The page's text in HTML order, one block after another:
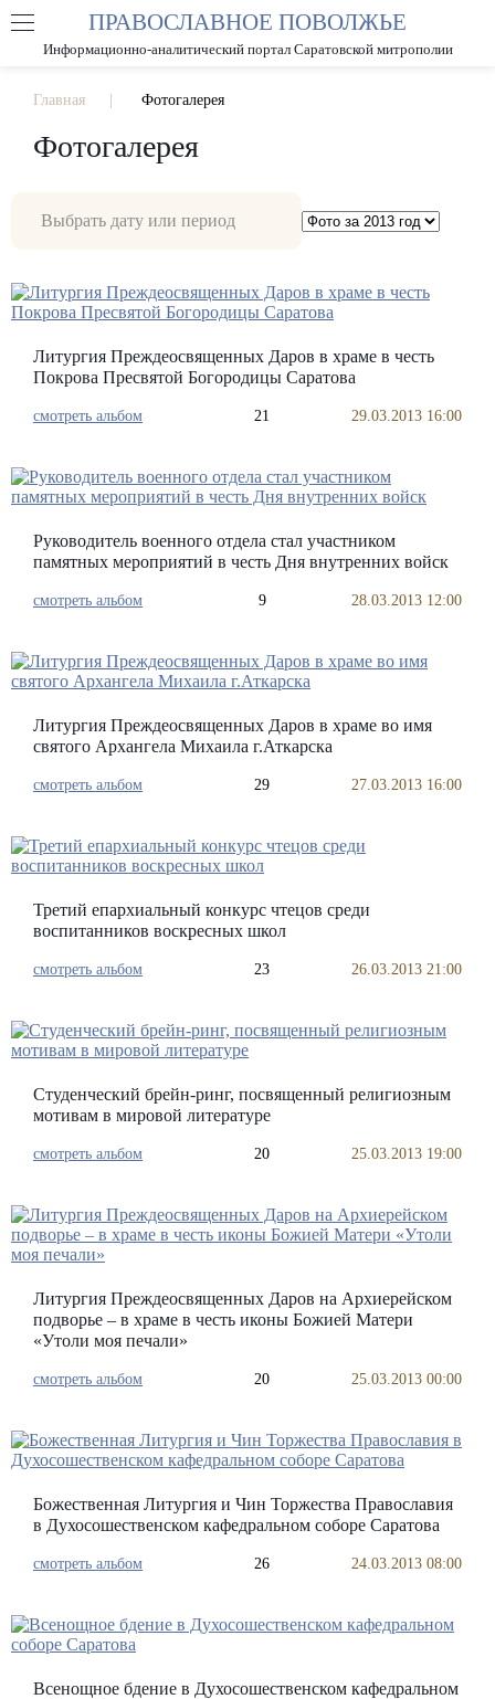
РАЗМЕР ШРИФТА А А
ПРАВОСЛАВНОЕ ПОВОЛЖЬЕ
Информационно-аналитический портал Саратовской митрополии
Главная Фотогалерея
Фотогалерея
Литургия Преждеосвященных Даров в храме в честь
Покрова Пресвятой Богородицы Саратова
смотреть альбом 21 29.03.2013 16:00
Руководитель военного отдела стал участником
памятных мероприятий в честь Дня внутренних войск
смотреть альбом 9 28.03.2013 12:00
Литургия Преждеосвященных Даров в храме во имя
святого Архангела Михаила г.Аткарска
смотреть альбом 29 27.03.2013 16:00
Третий епархиальный конкурс чтецов среди
воспитанников воскресных школ
смотреть альбом 23 26.03.2013 21:00
Студенческий брейн-ринг, посвященный религиозным
мотивам в мировой литературе
смотреть альбом 20 25.03.2013 19:00
Литургия Преждеосвященных Даров на Архиерейском
подворье – в храме в честь иконы Божией Матери
«Утоли моя печали»
смотреть альбом 20 25.03.2013 00:00
Божественная Литургия и Чин Торжества Православия
в Духосошественском кафедральном соборе Саратова
смотреть альбом 26 24.03.2013 08:00
Всенощное бдение в Духосошественском кафедральном